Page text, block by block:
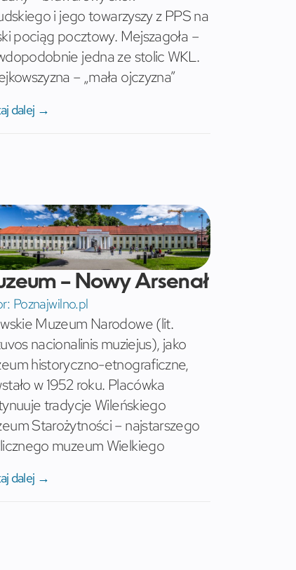
i jego towarzyszy z PPS na
pociąg pocztowy. Mejszagoła –
jedna ze stolic WKL.
– „mała ojczyzna”
dalej →
– Nowy Arsenał
Poznajwilno.pl
Muzeum Narodowe (lit.
nacionalinis muziejus), jako
historyczno-etnograficzne,
w 1952 roku. Placówka
tradycje Wileńskiego
Starożytności – najstarszego
muzeum Wielkiego
dalej →